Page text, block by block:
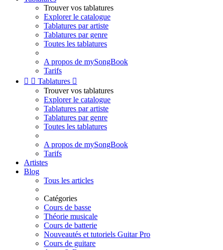
Trouver vos tablatures
Explorer le catalogue
Tablatures par artiste
Tablatures par genre
Toutes les tablatures
A propos de mySongBook
Tarifs
  Tablatures 
Trouver vos tablatures
Explorer le catalogue
Tablatures par artiste
Tablatures par genre
Toutes les tablatures
A propos de mySongBook
Tarifs
Artistes
Blog
Tous les articles
Catégories
Cours de basse
Théorie musicale
Cours de batterie
Nouveautés et tutoriels Guitar Pro
Cours de guitare